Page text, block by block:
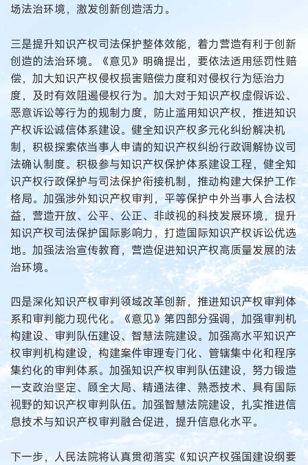
场法治环境，激发创新创造活力。
三是提升知识产权司法保护整体效能，着力营造有利于创新
创造的法治环境。《意见》明确提出，要依法适用惩罚性赔
偿，加大知识产权侵权损害赔偿力度和对侵权行为惩治力
度，及时有效阻遏侵权行为。加大对于知识产权虚假诉讼、
恶意诉讼等行为的规制力度，防止滥用知识产权，推进知识
产权诉讼诚信体系建设。健全知识产权多元化纠纷解决机
制，积极探索依当事人申请的知识产权纠纷行政调解协议司
法确认制度。积极参与知识产权保护体系建设工程，健全知
识产权行政保护与司法保护衔接机制，推动构建大保护工作
格局。加强涉外知识产权审判，平等保护中外当事人合法权
益，营造开放、公平、公正、非歧视的科技发展环境，提升
知识产权司法保护国际影响力，打造国际知识产权诉讼优选
地。加强法治宣传教育，营造促进知识产权高质量发展的法
治环境。
四是深化知识产权审判领域改革创新，推进知识产权审判体
系和审判能力现代化。《意见》第四部分强调，加强审判机
构建设、审判队伍建设、智慧法院建设。加强高水平知识产
权审判机构建设，构建案件审理专门化、管辖集中化和程序
集约化的审判体系。加强知识产权审判队伍建设，努力锻造
一支政治坚定、顾全大局、精通法律、熟悉技术、具有国际
视野的知识产权审判队伍。加强智慧法院建设，扎实推进信
息技术与知识产权审判融合促进，提升信息化水平。
下一步，人民法院将认真贯彻落实《知识产权强国建设纲要